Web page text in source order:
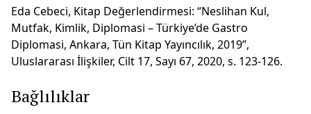
Eda Cebeci, Kitap Değerlendirmesi: “Neslihan Kul,
Mutfak, Kimlik, Diplomasi – Türkiye’de Gastro
Diplomasi, Ankara, Tün Kitap Yayıncılık, 2019”,
Uluslararası İlişkiler, Cilt 17, Sayı 67, 2020, s. 123-126.
Bağlılıklar